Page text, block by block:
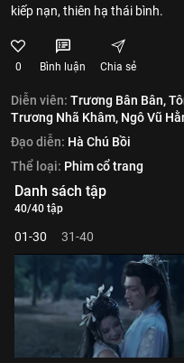
kiếp nạn, thiên hạ thái bình.
0 Bình luận Chia sẻ
Diễn viên: Trương Bân Bân,
Trương Nhã Khâm, Ngô Vũ
Đạo diễn: Hà Chú Bồi
Thể loại: Phim cổ trang
Danh sách tập
40/40 tập
01-30 31-40